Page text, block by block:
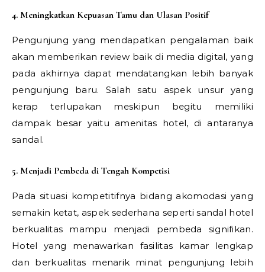
4. Meningkatkan Kepuasan Tamu dan Ulasan Positif
Pengunjung yang mendapatkan pengalaman baik
akan memberikan review baik di media digital, yang
pada akhirnya dapat mendatangkan lebih banyak
pengunjung baru. Salah satu aspek unsur yang
kerap terlupakan meskipun begitu memiliki
dampak besar yaitu amenitas hotel, di antaranya
sandal.
5. Menjadi Pembeda di Tengah Kompetisi
Pada situasi kompetitifnya bidang akomodasi yang
semakin ketat, aspek sederhana seperti sandal hotel
berkualitas mampu menjadi pembeda signifikan.
Hotel yang menawarkan fasilitas kamar lengkap
dan berkualitas menarik minat pengunjung lebih